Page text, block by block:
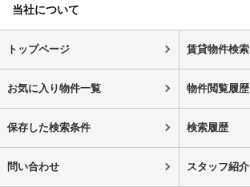
当社について
トップページ 賃貸物件検索
お気に入り物件一覧 物件閲覧履歴
保存した検索条件 検索履歴
問い合わせ スタッフ紹介